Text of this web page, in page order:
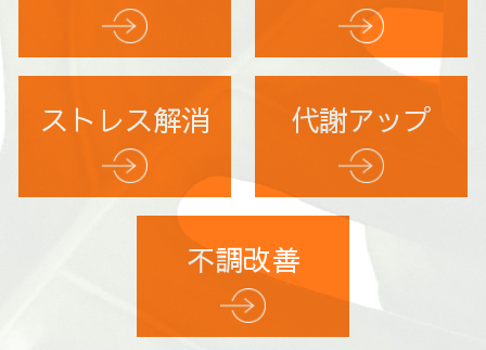
ストレス解消 代謝アップ
不調改善